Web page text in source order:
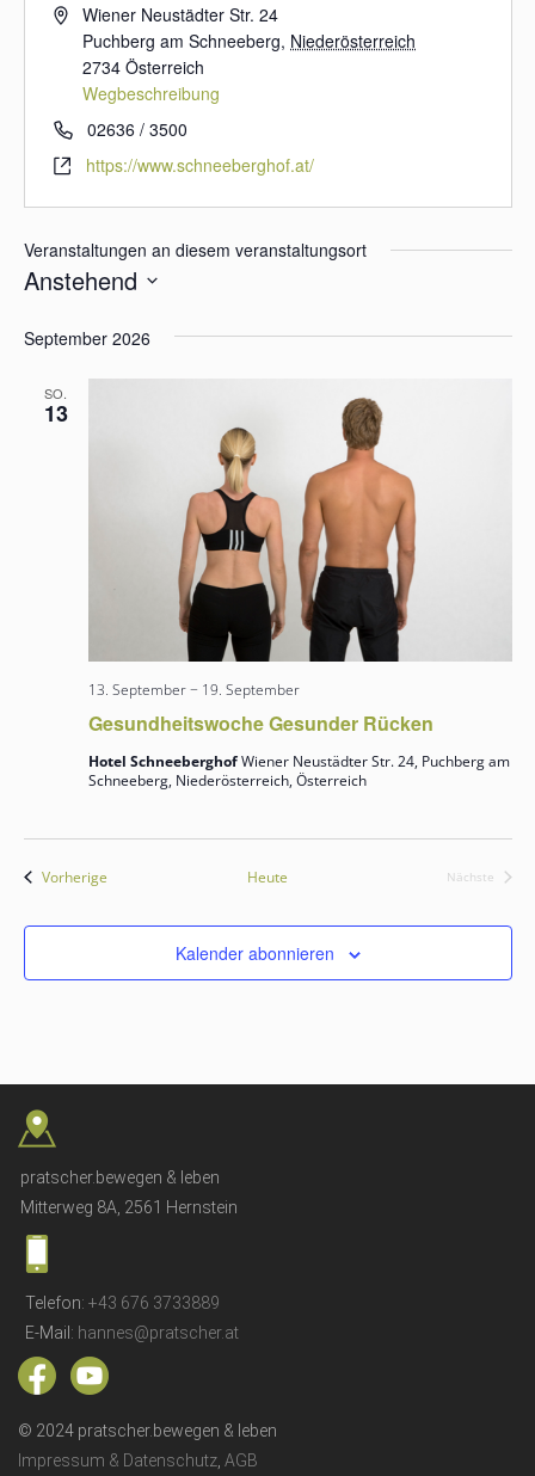
A
s
e
Wiener Neustädter Str. 24
Puchberg am Schneeberg, Niederösterreich
2734 Österreich
Wegbeschreibung
T
e
l
e
o
n
02636 / 3500
W
s
i
e
https://www.schneeberghof.at/
Veranstaltungen an diesem veranstaltungsort
Anstehend
a
September 2026
SO.
13
Gesundheitswoche Gesunder Rücken
13. September− 19. September
Hotel SchneeberghofWiener Neustädter Str. 24, Puchberg am
Schneeberg, Niederösterreich, Österreich
VorherigeVeranstaltungen Heute
Nächste
Kalender abonnieren
pratscher.bewegen & leben
Mitterweg 8A, 2561 Hernstein
Telefon: +43 676 3733889
E-Mail: hannes@pratscher.at
© 2024 pratscher.bewegen & leben
Impressum & Datenschutz AGB